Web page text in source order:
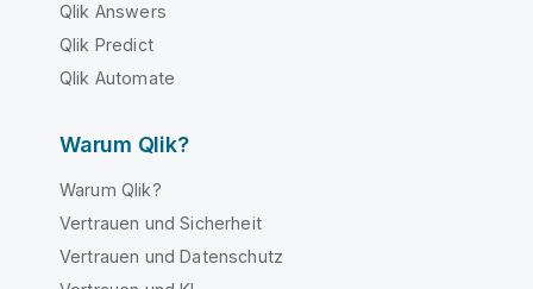
Qlik Answers
Qlik Predict
Qlik Automate
Warum Qlik?
Warum Qlik?
Vertrauen und Sicherheit
Vertrauen und Datenschutz